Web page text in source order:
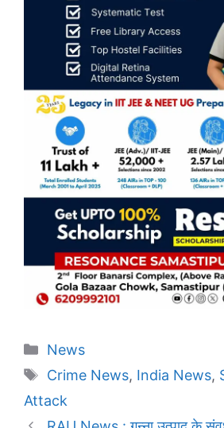
Categories
News
Tags
Crime News, India News,
Attack